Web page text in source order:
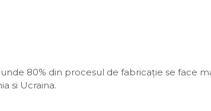
80% din procesul de fabricație se face
si Ucraina.